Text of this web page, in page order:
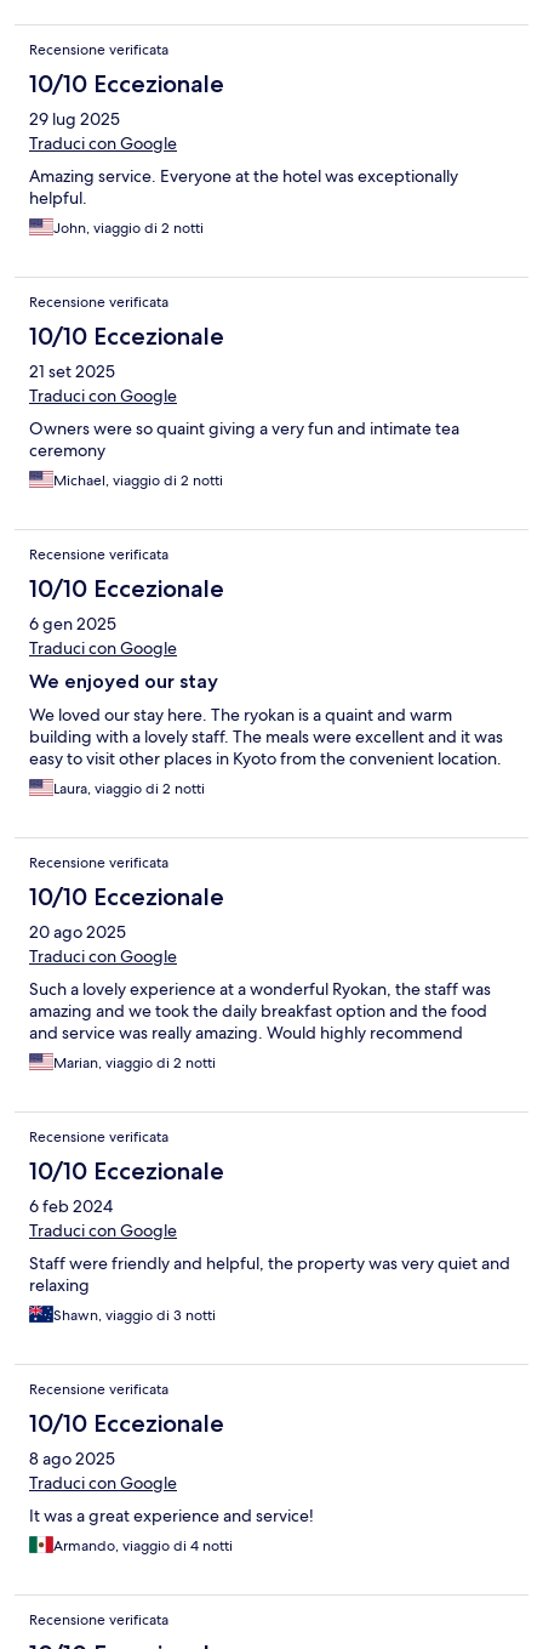
Recensione verificata
10/10 Eccezionale
29 lug 2025
Traduci con Google
Amazing service. Everyone at the hotel was exceptionally
helpful.
John, viaggio di 2 notti
Recensione verificata
10/10 Eccezionale
21 set 2025
Traduci con Google
Owners were so quaint giving a very fun and intimate tea
ceremony
Michael, viaggio di 2 notti
Recensione verificata
10/10 Eccezionale
6 gen 2025
Traduci con Google
We enjoyed our stay
We loved our stay here. The ryokan is a quaint and warm
building with a lovely staff. The meals were excellent and it was
easy to visit other places in Kyoto from the convenient location.
Laura, viaggio di 2 notti
Recensione verificata
10/10 Eccezionale
20 ago 2025
Traduci con Google
Such a lovely experience at a wonderful Ryokan, the staff was
amazing and we took the daily breakfast option and the food
and service was really amazing. Would highly recommend
Marian, viaggio di 2 notti
Recensione verificata
10/10 Eccezionale
6 feb 2024
Traduci con Google
Staff were friendly and helpful, the property was very quiet and
relaxing
Shawn, viaggio di 3 notti
Recensione verificata
10/10 Eccezionale
8 ago 2025
Traduci con Google
It was a great experience and service!
Armando, viaggio di 4 notti
Recensione verificata